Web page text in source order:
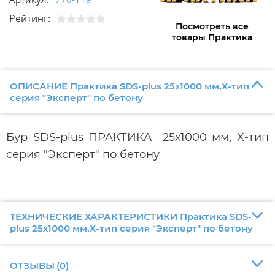
Рейтинг:
Посмотреть все
товары Практика
ОПИСАНИЕ Практика SDS-plus 25х1000 мм,Х-тип
серия "Эксперт" по бетону
Бур SDS-plus ПРАКТИКА 25х1000 мм, Х-тип
серия "Эксперт" по бетону
ТЕХНИЧЕСКИЕ ХАРАКТЕРИСТИКИ Практика SDS-
plus 25х1000 мм,Х-тип серия "Эксперт" по бетону
ОТЗЫВЫ (0)